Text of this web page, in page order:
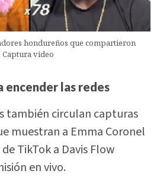
hondureños que compartieron
Captura video
encender las redes
también circulan capturas
muestran a Emma Coronel
TikTok a Davis Flow
en vivo.